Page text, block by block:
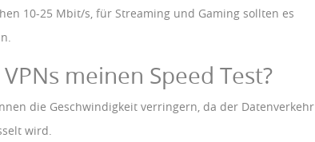
10-25 Mbit/s, für Streaming und Gaming sollten es
meinen Speed Test?
die Geschwindigkeit verringern, da der Datenverkehr
wird.